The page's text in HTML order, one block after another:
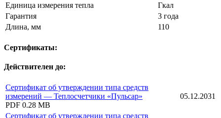
Единица измерения тепла
Гкал
Гарантия
3 года
Длина, мм
110
Сертификаты:
Действителен до:
Сертификат об утверждении типа средств
измерений — Теплосчетчики «Пульсар»
PDF 0.28 MB
05.12.2031
Сертификат об утверждении типа средств